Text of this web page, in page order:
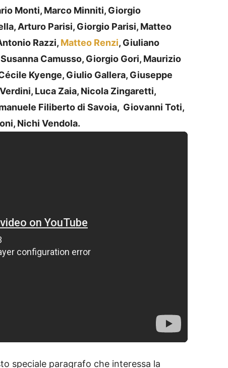
Monti, Marco Minniti, Giorgio
Arturo Parisi, Giorgio Parisi, Matteo
Razzi, Matteo Renzi, Giuliano
Camusso, Giorgio Gori, Maurizio
Kyenge, Giulio Gallera, Giuseppe
Luca Zaia, Nicola Zingaretti,
Filiberto di Savoia, Giovanni Toti,
Nichi Vendola.
speciale paragrafo che interessa la